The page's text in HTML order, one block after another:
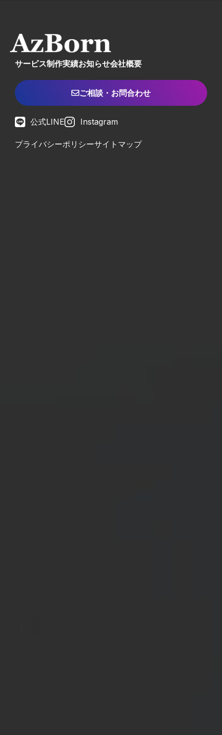
サービス制作実績お知らせ会社概要
ご相談・お問合わせ
公式LINE Instagram
プライバシーポリシーサイトマップ